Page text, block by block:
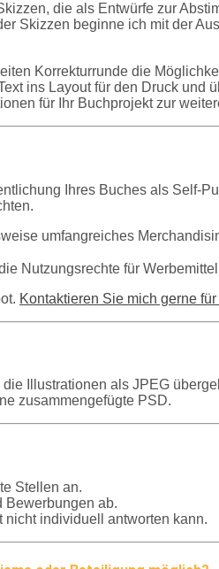
die als Entwürfe zur
Skizzen beginne ich mit der
Korrekturrunde die
ins Layout für den Druck
für Ihr Buchprojekt zur
Ihres Buches als
umfangreiches
Nutzungsrechte für
Kontaktieren Sie mich gerne
Illustrationen als JPEG
zusammengefügte PSD.
Stellen an.
Bewerbungen ab.
nicht individuell antworten kann.